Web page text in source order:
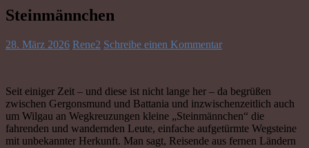
Steinmännchen
28. März 2026 Rene2 Schreibe einen Kommentar
Seit einiger Zeit – und diese ist nicht lange her – da begrüßen
zwischen Gergonsmund und Battania und inzwischenzeitlich auch
um Wilgau an Wegkreuzungen kleine „Steinmännchen“ die
fahrenden und wandernden Leute, einfache aufgetürmte Wegsteine
mit unbekannter Herkunft. Man sagt, Reisende aus fernen Ländern